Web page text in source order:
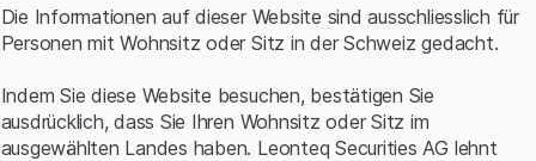
Die Informationen auf dieser Website sind ausschliesslich für
Personen mit Wohnsitz oder Sitz in der Schweiz gedacht.
Indem Sie diese Website besuchen, bestätigen Sie
ausdrücklich, dass Sie Ihren Wohnsitz oder Sitz im
ausgewählten Landes haben. Leonteq Securities AG lehnt